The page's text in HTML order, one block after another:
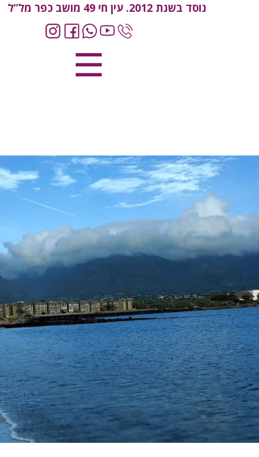
נוסד בשנת 2012. עין חי 49 מושב כפר מל”ל